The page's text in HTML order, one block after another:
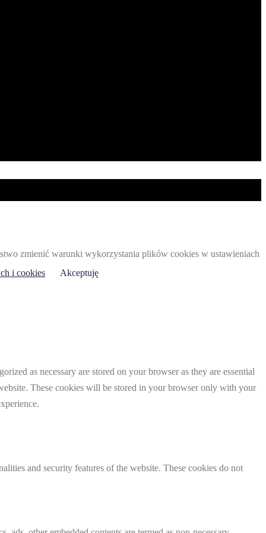
zmienić warunki wykorzystania plików cookies w ustawieniach
i cookies Akceptuję
as necessary are stored on your browser as they are essential
These cookies will be stored in your browser only with your
and security features of the website. These cookies do not